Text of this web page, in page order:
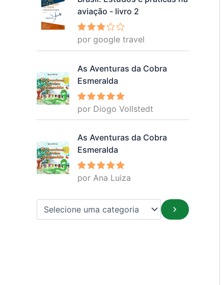
aviação - livro 2
Avalia
ção 3
por google travel
As Aventuras da Cobra
Esmeralda
Avaliação
5
por Diogo Vollstedt
As Aventuras da Cobra
Esmeralda
Avaliação
5
por Ana Luiza